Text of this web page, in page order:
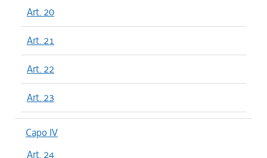
Art. 20
Art. 21
Art. 22
Art. 23
Capo IV
Art. 24